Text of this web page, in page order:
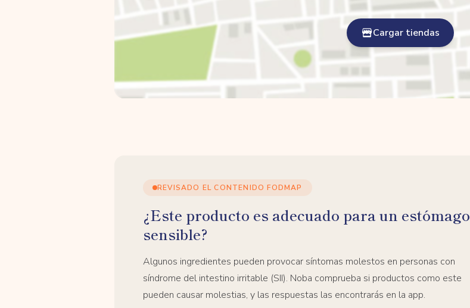
Cargar tiendas
REVISADO EL CONTENIDO FODMAP
¿Este producto es adecuado para un estómago
sensible?
Algunos ingredientes pueden provocar síntomas molestos en personas con
síndrome del intestino irritable (SII). Noba comprueba si productos como este
pueden causar molestias, y las respuestas las encontrarás en la app.